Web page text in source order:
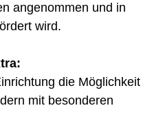
angenommen und in
wird.
die Möglichkeit
mit besonderen